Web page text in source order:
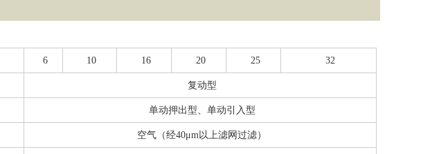
6 10 16 20 25 32
复动型
单动押出型、单动引入型
空气（经40μm以上滤网过滤）